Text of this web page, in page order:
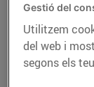
Gestió del
Utilitzem
del web i
segons els